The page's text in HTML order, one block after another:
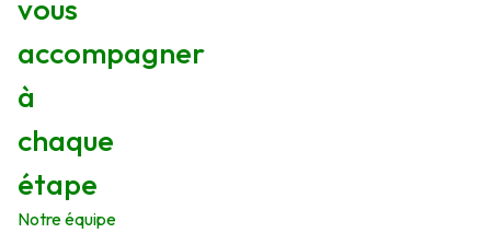
vous
accompagner
à
chaque
étape
Notre équipe